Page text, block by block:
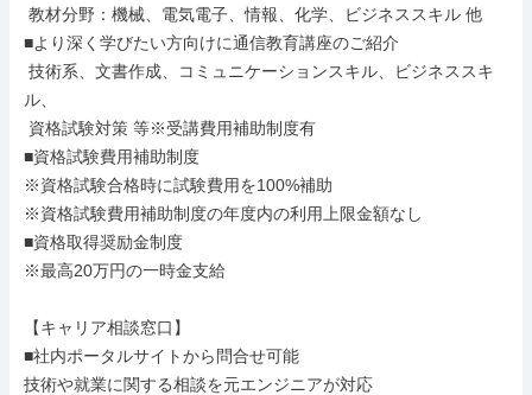
■より深く学びたい方向けに通信教育講座のご紹介
ル、
■資格試験費用補助制度
※資格試験合格時に試験費用を100%補助
※資格試験費用補助制度の年度内の利用上限金額なし
■資格取得奨励金制度
※最高20万円の一時金支給
【キャリア相談窓口】
■社内ポータルサイトから問合せ可能
技術や就業に関する相談を元エンジニアが対応